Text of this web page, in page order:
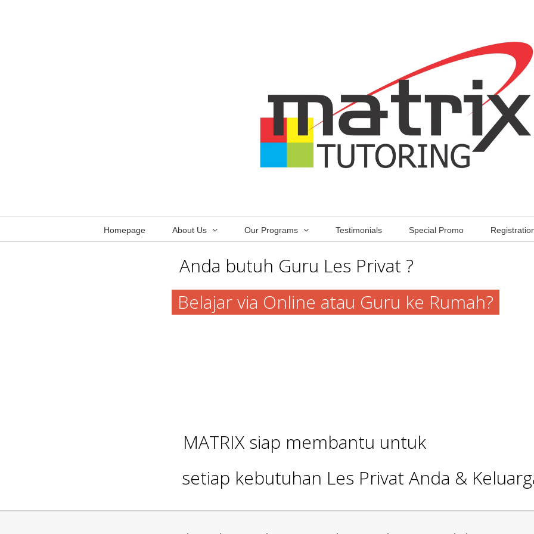
Homepage About Us Our Programs Testimonials Special Promo
Anda butuh Guru Les Privat ?
Belajar via Online atau Guru ke Rumah?
MATRIX siap membantu untuk
setiap kebutuhan Les Privat Anda &